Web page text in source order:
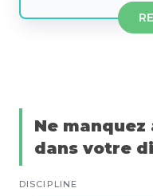
Ne manquez
dans votre
DISCIPLINE